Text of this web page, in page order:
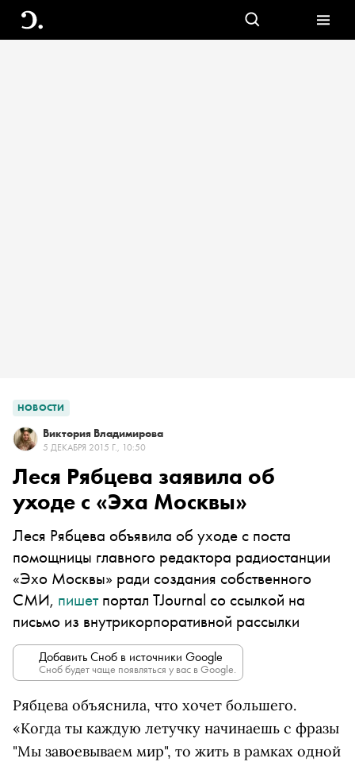
НОВОСТИ
Виктория Владимирова
5 ДЕКАБРЯ 2015 Г., 10:50
Леся Рябцева заявила об
уходе с «Эха Москвы»
Леся Рябцева объявила об уходе с поста
помощницы главного редактора радиостанции
«Эхо Москвы» ради создания собственного
СМИ, пишетпортал TJournal со ссылкой на
письмо из внутрикорпоративной рассылки
Добавить Сноб в источники Google
Сноб будет чаще появляться у вас в Google.
Рябцева объяснила, что хочет большего.
«Когда ты каждую летучку начинаешь с фразы
"Мы завоевываем мир", то жить в рамках одной